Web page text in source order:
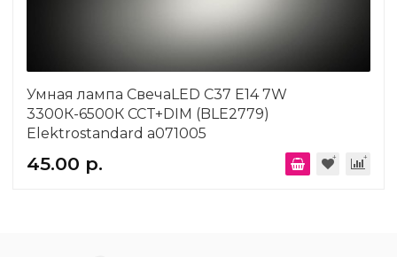
Умная лампа СвечаLED C37 Е14 7W
3300К-6500К CCT+DIM (BLE2779)
Elektrostandard a071005
45.00 р.